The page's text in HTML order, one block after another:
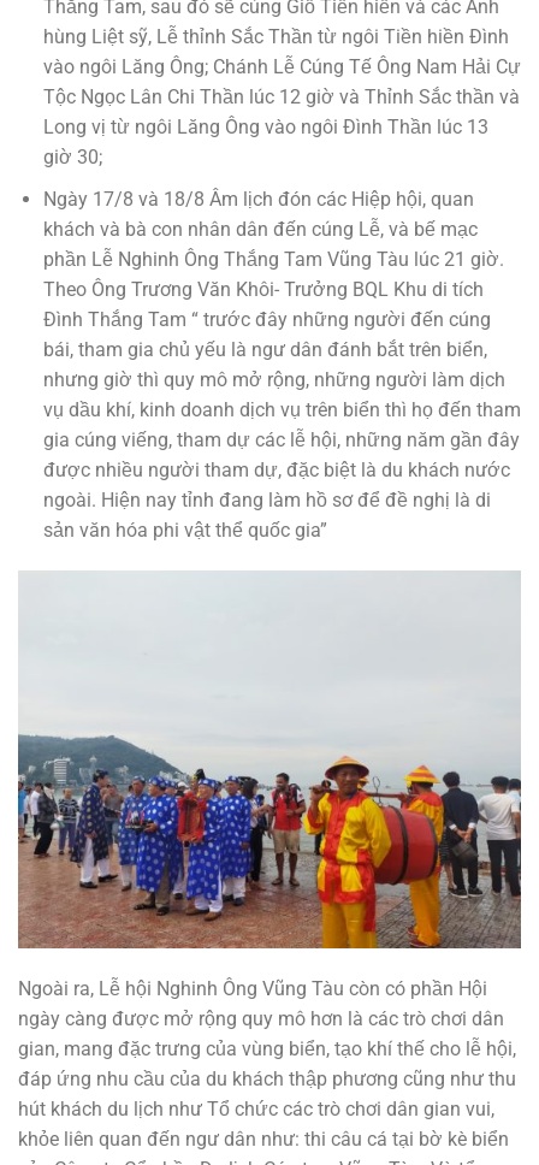
Thắng Tam, sau đó sẽ cúng Giỗ Tiền hiền và các Anh
hùng Liệt sỹ, Lễ thỉnh Sắc Thần từ ngôi Tiền hiền Đình
vào ngôi Lăng Ông; Chánh Lễ Cúng Tế Ông Nam Hải Cự
Tộc Ngọc Lân Chi Thần lúc 12 giờ và Thỉnh Sắc thần và
Long vị từ ngôi Lăng Ông vào ngôi Đình Thần lúc 13
giờ 30;
Ngày 17/8 và 18/8 Âm lịch đón các Hiệp hội, quan
khách và bà con nhân dân đến cúng Lễ, và bế mạc
phần Lễ Nghinh Ông Thắng Tam Vũng Tàu lúc 21 giờ.
Theo Ông Trương Văn Khôi- Trưởng BQL Khu di tích
Đình Thắng Tam “ trước đây những người đến cúng
bái, tham gia chủ yếu là ngư dân đánh bắt trên biển,
nhưng giờ thì quy mô mở rộng, những người làm dịch
vụ dầu khí, kinh doanh dịch vụ trên biển thì họ đến tham
gia cúng viếng, tham dự các lễ hội, những năm gần đây
được nhiều người tham dự, đặc biệt là du khách nước
ngoài. Hiện nay tỉnh đang làm hồ sơ để đề nghị là di
sản văn hóa phi vật thể quốc gia”
Ngoài ra, Lễ hội Nghinh Ông Vũng Tàu còn có phần Hội
ngày càng được mở rộng quy mô hơn là các trò chơi dân
gian, mang đặc trưng của vùng biển, tạo khí thế cho lễ hội,
đáp ứng nhu cầu của du khách thập phương cũng như thu
hút khách du lịch như Tổ chức các trò chơi dân gian vui,
khỏe liên quan đến ngư dân như: thi câu cá tại bờ kè biển